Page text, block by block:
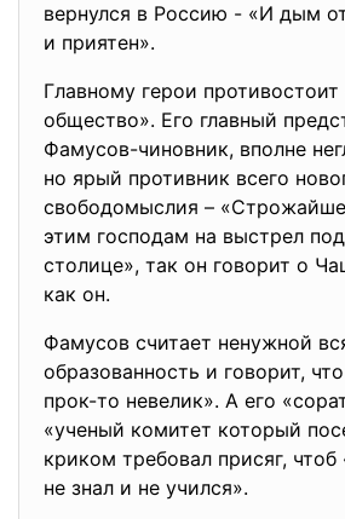
вернулся в Россию - «И дым
и приятен».
Главному герои
общество». Его главный
Фамусов-чиновник, вполне
но ярый противник всего
свободомыслия – «Строжайше
этим господам на выстрел
столице», так он говорит о
как он.
Фамусов считает ненужной
образованность и говорит,
прок-то невелик». А его
«ученый комитет который
криком требовал присяг, чтоб
не знал и не учился».